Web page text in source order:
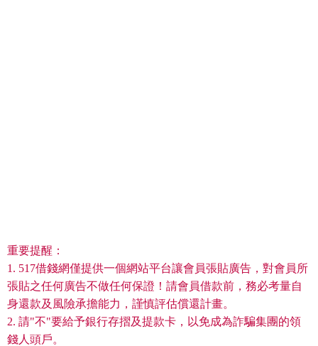
重要提醒：
1. 517借錢網僅提供一個網站平台讓會員張貼廣告，對會員所
張貼之任何廣告不做任何保證！請會員借款前，務必考量自
身還款及風險承擔能力，謹慎評估償還計畫。
2. 請"不"要給予銀行存摺及提款卡，以免成為詐騙集團的領
錢人頭戶。